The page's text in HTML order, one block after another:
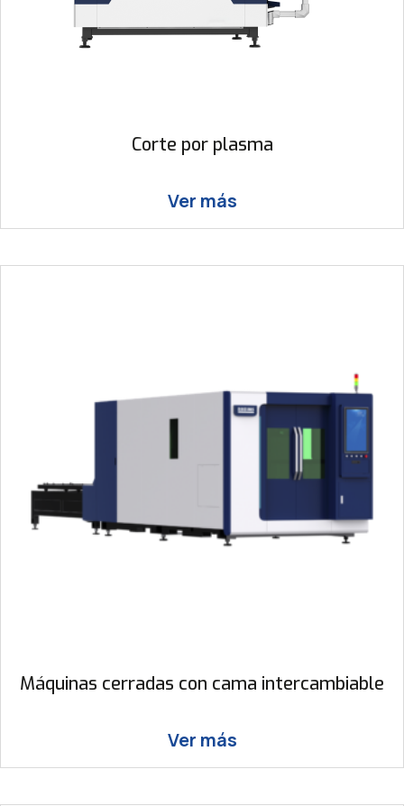
Corte por plasma
Ver más
Máquinas cerradas con cama intercambiable
Ver más